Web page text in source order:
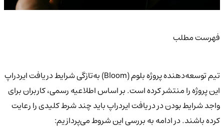
فهرست مطلب
تیم توسعه‌دهنده پروژه بلوم (Bloom) به‌تازگی شرایط دریافت ایردراپ
این پروژه را منتشر کرده است. بر اساس اطلاعیه رسمی، کاربران برای
واجد شرایط بودن در دریافت ایردراپ باید چند شرط کلیدی را رعایت
کرده باشند. در ادامه به بررسی این شروط می‌پردازیم: